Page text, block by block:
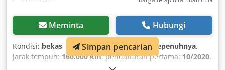
Meminta Hubungi
Kondisi: bekas, Fungsionalitas:berfungsi sepenuhnya,
jarak tempuh: 160.000 km, pendaftaran pertama: 10/2020,
, bahan bakar:
Simpan pencarian